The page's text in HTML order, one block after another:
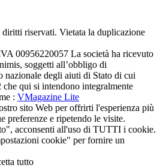
riservati. Vietata la duplicazione
00956220057 La società ha ricevuto
soggetti all’obbligo di
nazionale degli aiuti di Stato di cui
qui si intendono integralmente
: VMagazine Lite
sito Web per offrirti l'esperienza più
preferenze e ripetendo le visite.
acconsenti all'uso di TUTTI i cookie.
cookie" per fornire un
tutto